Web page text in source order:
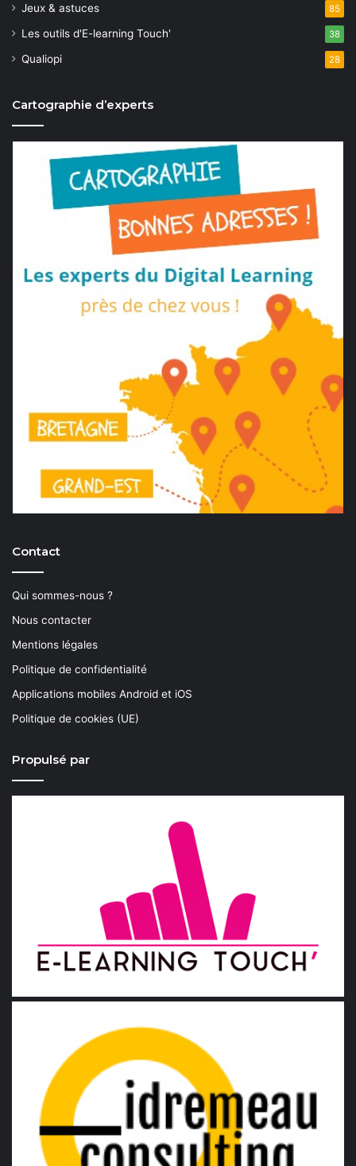
Jeux & astuces 85
Les outils d'E-learning Touch' 38
Qualiopi 28
Cartographie d’experts
Contact
Qui sommes-nous ?
Nous contacter
Mentions légales
Politique de confidentialité
Applications mobiles Android et iOS
Politique de cookies (UE)
Propulsé par